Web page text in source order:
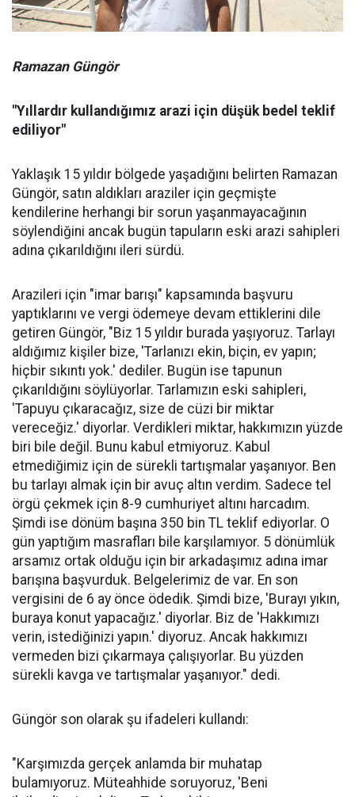
Ramazan Güngör
"Yıllardır kullandığımız arazi için düşük bedel teklif
ediliyor"
Yaklaşık 15 yıldır bölgede yaşadığını belirten Ramazan
Güngör, satın aldıkları araziler için geçmişte
kendilerine herhangi bir sorun yaşanmayacağının
söylendiğini ancak bugün tapuların eski arazi sahipleri
adına çıkarıldığını ileri sürdü.
Arazileri için "imar barışı" kapsamında başvuru
yaptıklarını ve vergi ödemeye devam ettiklerini dile
getiren Güngör, "Biz 15 yıldır burada yaşıyoruz. Tarlayı
aldığımız kişiler bize, 'Tarlanızı ekin, biçin, ev yapın;
hiçbir sıkıntı yok.' dediler. Bugün ise tapunun
çıkarıldığını söylüyorlar. Tarlamızın eski sahipleri,
'Tapuyu çıkaracağız, size de cüzi bir miktar
vereceğiz.' diyorlar. Verdikleri miktar, hakkımızın yüzde
biri bile değil. Bunu kabul etmiyoruz. Kabul
etmediğimiz için de sürekli tartışmalar yaşanıyor. Ben
bu tarlayı almak için bir avuç altın verdim. Sadece tel
örgü çekmek için 8-9 cumhuriyet altını harcadım.
Şimdi ise dönüm başına 350 bin TL teklif ediyorlar. O
gün yaptığım masrafları bile karşılamıyor. 5 dönümlük
arsamız ortak olduğu için bir arkadaşımız adına imar
barışına başvurduk. Belgelerimiz de var. En son
vergisini de 6 ay önce ödedik. Şimdi bize, 'Burayı yıkın,
buraya konut yapacağız.' diyorlar. Biz de 'Hakkımızı
verin, istediğinizi yapın.' diyoruz. Ancak hakkımızı
vermeden bizi çıkarmaya çalışıyorlar. Bu yüzden
sürekli kavga ve tartışmalar yaşanıyor." dedi.
Güngör son olarak şu ifadeleri kullandı:
"Karşımızda gerçek anlamda bir muhatap
bulamıyoruz. Müteahhide soruyoruz, 'Beni